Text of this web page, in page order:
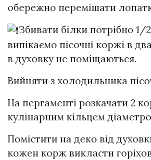
обережно перемішати
Збивати білки потрібно 1/
випікаємо пісочні коржі в
в духовку не поміщаються.
Вийняти з холодильника
На пергаменті розкачати 2
кулінарним кільцем
Помістити на деко від
кожен корж викласти